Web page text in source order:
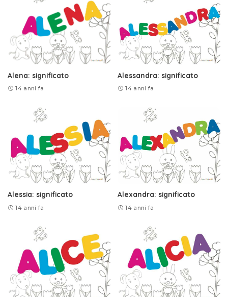
Alena: significato
14 anni fa
Alessandra: significato
14 anni fa
Alessia: significato
14 anni fa
Alexandra: significato
14 anni fa